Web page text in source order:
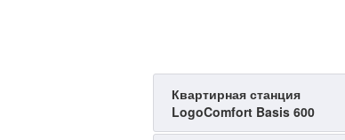
Квартирная станция
LogoComfort Basis 600